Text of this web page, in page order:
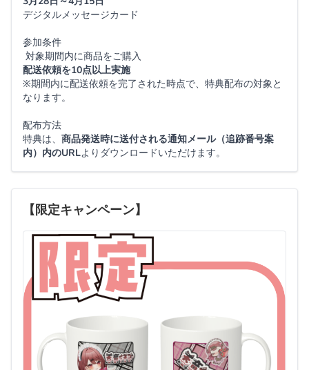
デジタルメッセージカード
参加条件
対象期間内に商品をご購入
配送依頼を10点以上実施
※期間内に配送依頼を完了された時点で、特典配布の対象と
なります。
配布方法
特典は、 商品発送時に送付される通知メール（追跡番号案
内）内のURLよりダウンロードいただけます。
【限定キャンペーン】